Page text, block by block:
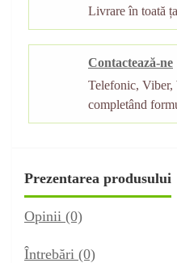
Livrare în toată
Contactează-ne
Telefonic, Viber,
completând
Prezentarea produsului
Opinii (0)
Întrebări (0)